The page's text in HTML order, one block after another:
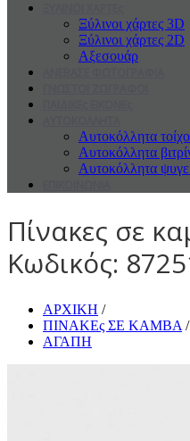
Ξύλινοι χάρτες 3D
Ξύλινοι χάρτες 2D
Αξεσουάρ
Αυτοκόλλητα
Αυτοκόλλητα
Αυτοκόλλητα
Πίνακες σε
Κωδικός:
ΑΡΧΙΚΗ /
ΠΙΝΑΚΕς ΣΕ ΚΑΜΒΑ /
ΑΓΑΠΗ